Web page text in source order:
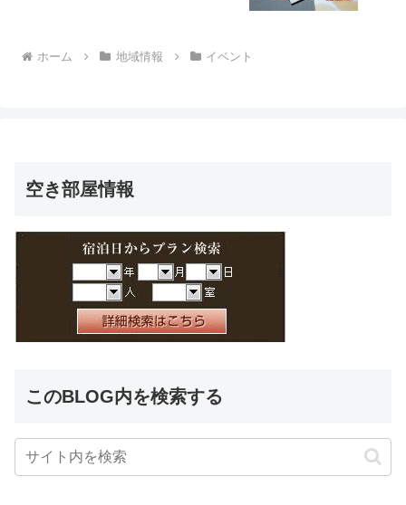
ホーム 地域情報 イベント
空き部屋情報
このBLOG内を検索する